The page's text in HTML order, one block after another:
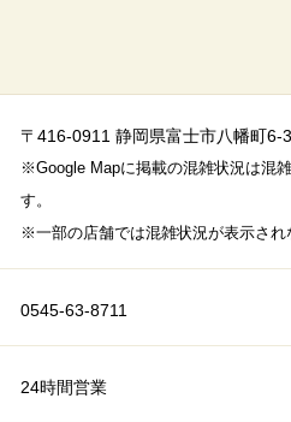
〒416-0911 静岡県富士市八幡町6-3
※Google Mapに掲載の混雑状況は混
す。
※一部の店舗では混雑状況が表示され
0545-63-8711
24時間営業